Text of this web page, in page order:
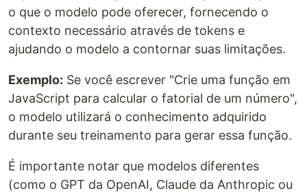
o que o modelo pode oferecer, fornecendo o
contexto necessário através de tokens e
ajudando o modelo a contornar suas limitações.
Exemplo: Se você escrever "Crie uma função em
JavaScript para calcular o fatorial de um número",
o modelo utilizará o conhecimento adquirido
durante seu treinamento para gerar essa função.
É importante notar que modelos diferentes
(como o GPT da OpenAI, Claude da Anthropic ou